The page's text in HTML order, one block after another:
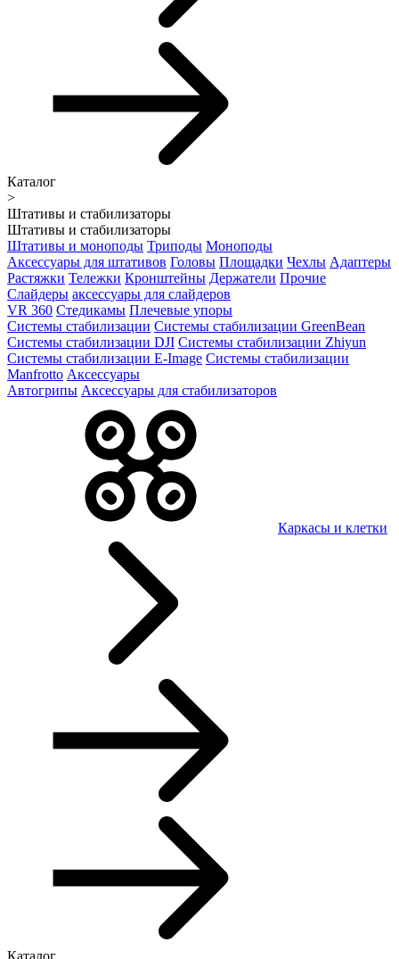
Каталог
>
Штативы и стабилизаторы
Штативы и стабилизаторы
Штативы и моноподы Триподы Моноподы
Аксессуары для штативов Головы Площадки Чехлы Адаптеры
Растяжки Тележки Кронштейны Держатели Прочие
Слайдеры аксессуары для слайдеров
VR 360 Стедикамы Плечевые упоры
Системы стабилизации Системы стабилизации GreenBean
Системы стабилизации DJI Системы стабилизации Zhiyun
Системы стабилизации E-Image Системы стабилизации
Manfrotto Аксессуары
Автогрипы Аксессуары для стабилизаторов
Каркасы и клетки
Каталог